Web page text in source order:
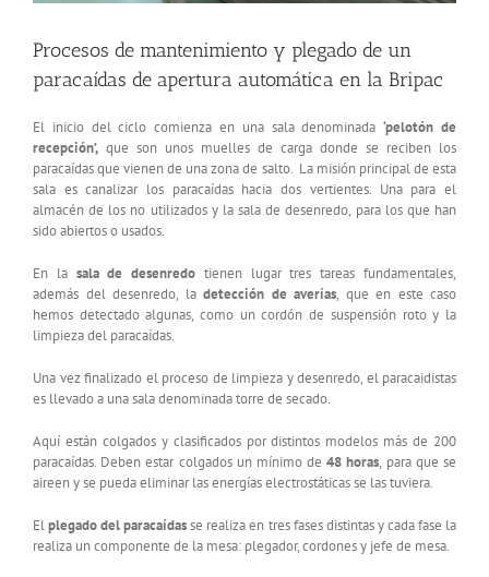
Procesos de mantenimiento y plegado de un
paracaídas de apertura automática en la Bripac
El inicio del ciclo comienza en una sala denominada‘pelotón de
recepción’, que son unos muelles de carga donde se reciben los
paracaídas que vienen de una zona de salto. La misión principal de esta
sala es canalizar los paracaídas hacia dos vertientes. Una para el
almacén de los no utilizados y la sala de desenredo, para los que han
sido abiertos o usados.
En la sala de desenredo tienen lugar tres tareas fundamentales,
además del desenredo, la detección de averías, que en este caso
hemos detectado algunas, como un cordón de suspensión roto y la
limpieza del paracaídas.
Una vez finalizado el proceso de limpieza y desenredo, el paracaidistas
es llevado a una sala denominada torre de secado.
Aquí están colgados y clasificados por distintos modelos más de 200
paracaídas. Deben estar colgados un mínimo de48 horas, para que se
aireen y se pueda eliminar las energías electrostáticas se las tuviera.
Elplegado del paracaídasse realiza en tres fases distintas y cada fase la
realiza un componente de la mesa: plegador, cordones y jefe de mesa.